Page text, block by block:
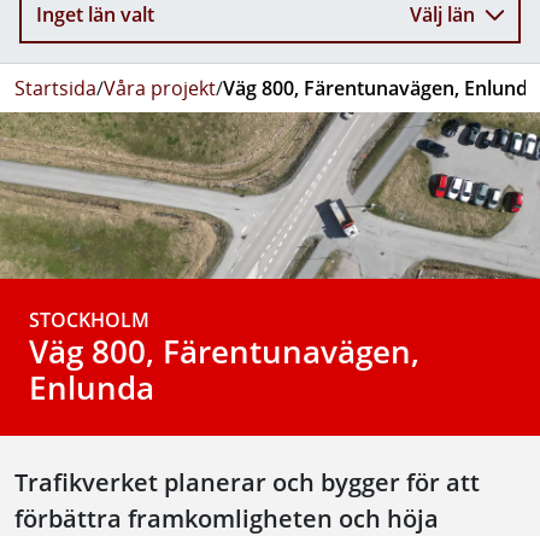
Inget län valt Välj län
Startsida/Våra projekt/Väg 800, Färentunavägen, Enlunda
STOCKHOLM
Väg 800, Färentunavägen,
Enlunda
Trafikverket planerar och bygger för att
förbättra framkomligheten och höja